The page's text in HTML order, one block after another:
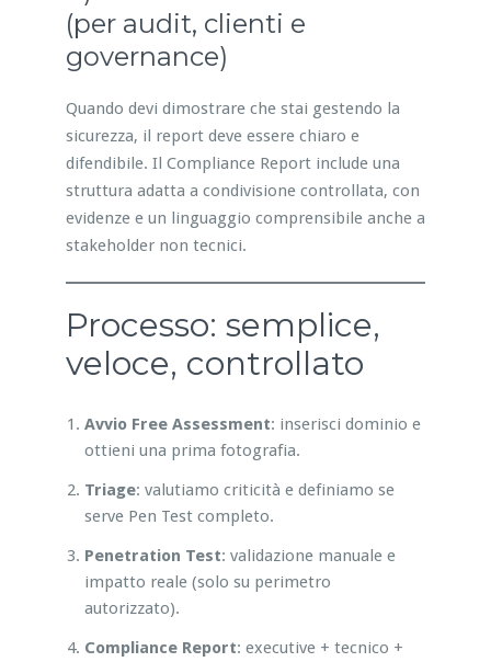
(per audit, clienti e
governance)
Quando devi dimostrare che stai gestendo la
sicurezza, il report deve essere chiaro e
difendibile. Il Compliance Report include una
struttura adatta a condivisione controllata, con
evidenze e un linguaggio comprensibile anche a
stakeholder non tecnici.
Processo: semplice,
veloce, controllato
Avvio Free Assessment: inserisci dominio e
ottieni una prima fotografia.
Triage: valutiamo criticità e definiamo se
serve Pen Test completo.
Penetration Test: validazione manuale e
impatto reale (solo su perimetro
autorizzato).
Compliance Report: executive + tecnico +